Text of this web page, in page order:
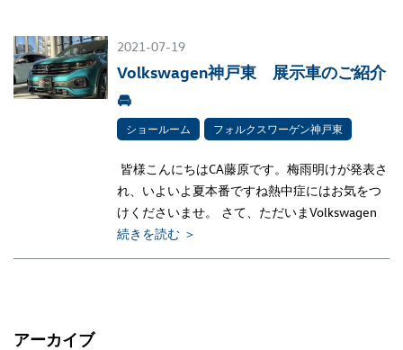
2021-07-19
Volkswagen神戸東 展示車のご紹介
🚘
ショールーム フォルクスワーゲン神戸東
皆様こんにちはCA藤原です。梅雨明けが発表さ
れ、いよいよ夏本番ですね熱中症にはお気をつ
けくださいませ。 さて、ただいまVolkswagen
続きを読む ＞
アーカイブ